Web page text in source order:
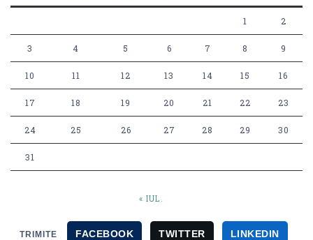
1 2
3 4 5 6 7 8 9
10 11 12 13 14 15 16
17 18 19 20 21 22 23
24 25 26 27 28 29 30
31
« IUL.
TRIMITE FACEBOOK TWITTER LINKEDIN